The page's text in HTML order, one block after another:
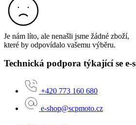
Je nám líto, ale nenašli jsme žádné zboží,
které by odpovídalo vašemu výběru.
Technická podpora týkající se e-
+420 773 160 680
e-shop@scpmoto.cz